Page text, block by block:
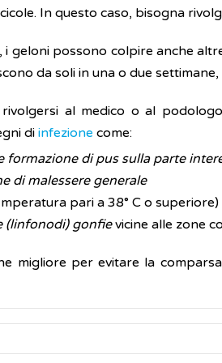
In questo caso, bisogna
i geloni possono colpire anche
da soli in una o due
rivolgersi al medico o al
di infezione come:
formazione di pus sulla parte
di malessere generale
pari a 38° C o superiore)
(linfonodi) gonfievicine alle zone
migliore per evitare la